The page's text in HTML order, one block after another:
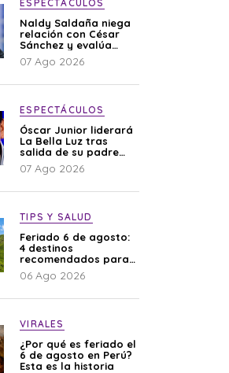
ESPECTÁCULOS
Naldy Saldaña niega
relación con César
Sánchez y evalúa
denunciar a su
esposa: “Es una
07 Ago 2026
ESPECTÁCULOS
Óscar Junior liderará
La Bella Luz tras
salida de su padre
por polémica con
Naldy Saldaña
07 Ago 2026
TIPS Y SALUD
Feriado 6 de agosto:
4 destinos
recomendados para
disfrutar el descanso
06 Ago 2026
VIRALES
¿Por qué es feriado el
6 de agosto en Perú?
Esta es la historia